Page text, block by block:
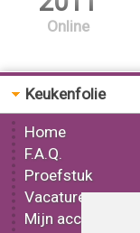
Online
Keukenfolie
Home
F.A.Q.
Proefstuk
Vacatures
Mijn account